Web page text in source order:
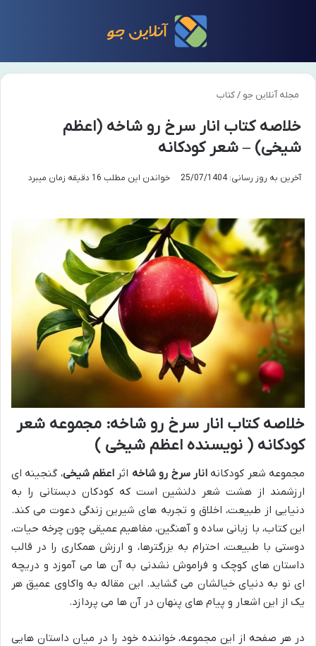
مجله آنلاین جو /کتاب
خلاصه کتاب انار سرخ رو شاخه (اعظم
شیخی) – شعر کودکانه
آخرین به روز رسانی: 25/07/1404 خواندن این مطلب 16 دقیقه زمان میبرد
خلاصه کتاب انار سرخ رو شاخه: مجموعه شعر
کودکانه ( نویسنده اعظم شیخی )
مجموعه شعر کودکانهانار سرخ رو شاخه اثر اعظم شیخی، گنجینه ای
ارزشمند از هشت شعر دلنشین است که کودکان دبستانی را به
دنیایی از طبیعت، اخلاق و تجربه های شیرین زندگی دعوت می کند.
این کتاب، با زبانی ساده و آهنگین، مفاهیم عمیقی چون چرخه حیات،
دوستی با طبیعت، احترام به بزرگترها، و ارزش همکاری را در قالب
داستان های کوچک و فراموش نشدنی به آن ها می آموزد و دریچه
ای نو به دنیای خیالشان می گشاید. این مقاله به واکاوی عمیق هر
یک از این اشعار و پیام های پنهان در آن ها می پردازد.
در هر صفحه از این مجموعه، خواننده خود را در میان داستان هایی